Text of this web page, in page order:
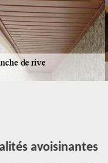
avoisinantes